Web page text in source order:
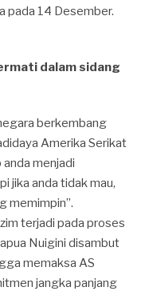
pada 14 Desember.
dalam sidang
berkembang
Amerika Serikat
menjadi
jika anda tidak mau,
memimpin”.
terjadi pada proses
Nuigini disambut
memaksa AS
jangka panjang